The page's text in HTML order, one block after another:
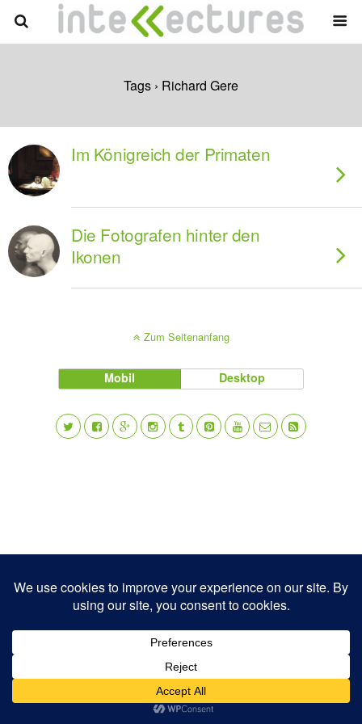
Tags › Richard Gere
Im Königreich der Primaten
Die Fotografen hinter den
Ikonen
Zum Seitenanfang
Mobil Desktop